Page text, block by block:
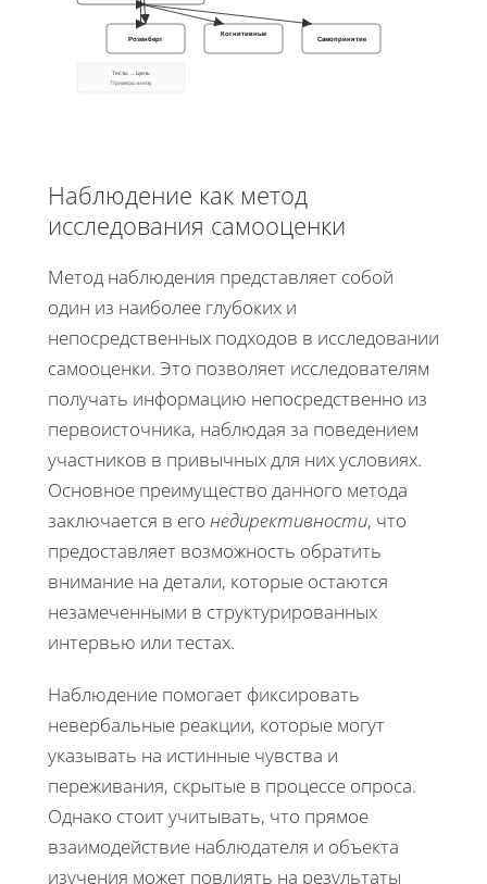
Розенберг
Когнитивные
Самопринятие
Тесты → Цель
Примеры внизу
Наблюдение как метод
исследования самооценки
Метод наблюдения представляет собой
один из наиболее глубоких и
непосредственных подходов в исследовании
самооценки. Это позволяет исследователям
получать информацию непосредственно из
первоисточника, наблюдая за поведением
участников в привычных для них условиях.
Основное преимущество данного метода
заключается в его недирективности, что
предоставляет возможность обратить
внимание на детали, которые остаются
незамеченными в структурированных
интервью или тестах.
Наблюдение помогает фиксировать
невербальные реакции, которые могут
указывать на истинные чувства и
переживания, скрытые в процессе опроса.
Однако стоит учитывать, что прямое
взаимодействие наблюдателя и объекта
изучения может повлиять на результаты